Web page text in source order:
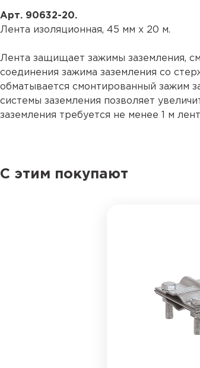
Арт. 90632-20.
Лента изоляционная, 45 мм х 20 м.
Лента защищает зажимы заземления,
соединения зажима заземления со
обматывается смонтированный зажим
системы заземления позволяет
заземления требуется не менее 1 м
С этим покупают